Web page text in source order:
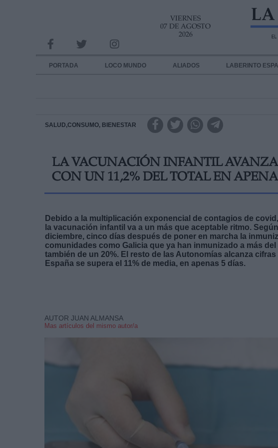
VIERNES
07 DE AGOSTO
2026
PORTADA LOCO MUNDO ALIADOS LABERINTO
SALUD,CONSUMO, BIENESTAR
LA VACUNACIÓN INFANTIL AVANZA
CON UN 11,2% DEL TOTAL EN
Debido a la multiplicación exponencial de contagios de
la vacunación infantil va a un más que aceptable ritmo.
diciembre, cinco días después de poner en marcha la
comunidades como Galicia que ya han inmunizado a más
también de un 20%. El resto de las Autonomías alcanza
España se supera el 11% de media, en apenas 5 días.
AUTOR JUAN ALMANSA
Mas artículos del mismo autor/a
INFORMACION SOBRE LA PROTECCIÓN DE TUS DATOS
Responsable:
Destinatarios:
link
Información adicional
link